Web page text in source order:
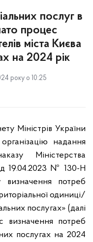
послуг в
процес
міста Києва
на 2024 рік
року о 10:25
Міністрів України
надання
Міністерства
19.04.2023 № 130-Н
потреб
одиниці/
послугах» (далі
визначення потреб
послугах на 2024